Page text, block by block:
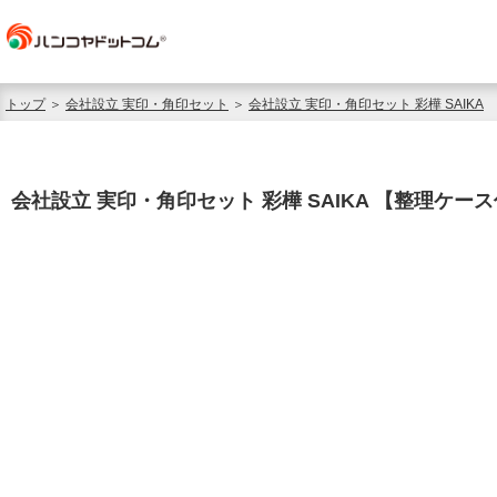
トップ＞ 会社設立 実印・角印セット ＞ 会社設立 実印・角印セット 彩樺 SAIKA
会社設立 実印・角印セット 彩樺 SAIKA 【整理ケー